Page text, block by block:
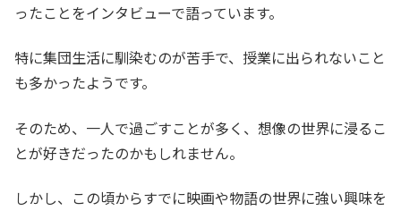
ったことをインタビューで語っています。
特に集団生活に馴染むのが苦手で、授業に出られないこと
も多かったようです。
そのため、一人で過ごすことが多く、想像の世界に浸るこ
とが好きだったのかもしれません。
しかし、この頃からすでに映画や物語の世界に強い興味を